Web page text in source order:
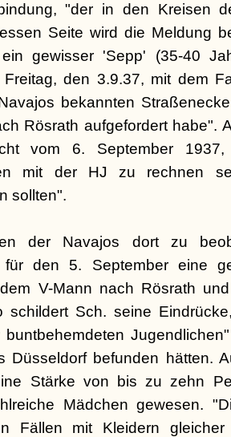
"der in den Kreisen
Seite wird die Meldung
gewisser 'Sepp' (35-40
den 3.9.37, mit dem
bekannten
Rösrath aufgefordert habe".
vom 6. September
mit der HJ zu rechnen
sollten".
der Navajos dort zu
für den 5. September eine
V-Mann nach Rösrath
schildert Sch. seine
buntbehemdeten
Düsseldorf befunden hätten.
Stärke von bis zu zehn
Mädchen gewesen.
Fällen mit Kleidern